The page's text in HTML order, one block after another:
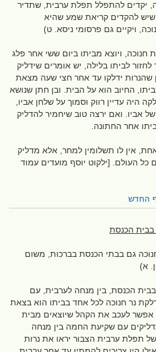
יקדים להתפלל תפלת ערבית, שתדיר
שיש להקדים קריאת שמע שהיא
ויקיים גם פרסומי ניסא. ט)
ויוצא מביתו ביום ששי אחר פלג
לביתו בלילה, יש אומרים שידליק
שהנרות ידלקו עד אחר חצי שעה מצאת
החיוב הוא על הבית. ובן חתן שנושא
היה עדיין רווק וסמוך על שלחן אביו,
אביו. ואם ירצה טוב שיחמיר להדליק
אחר החתונה.
אין לו תשלומין למחר, אלא מדליק
העולם. [ילקוט יוסף מועדים עמוד
החדש
בבית הכנסת
גם בבתי הכנסת בברכות, משום
א)
הכנסת, בין מנחה לערבית, עם
נר חנוכה לכל אחד בביתו הוא בצאת
אפשר לעכב את הקהל שיוצאים מבית
עם שקיעת החמה בין מנחה
תפלת ערבית הצבור יראו את נרות